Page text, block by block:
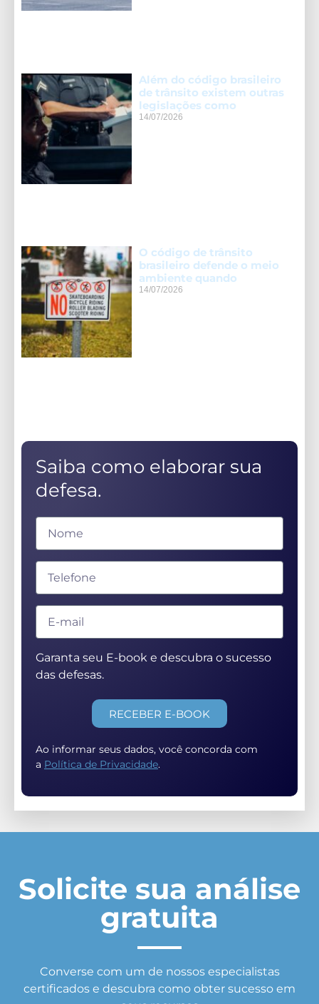
Além do código brasileiro
de trânsito existem outras
legislações como
14/07/2026
O código de trânsito
brasileiro defende o meio
ambiente quando
14/07/2026
Saiba como elaborar sua
defesa.
Garanta seu E-book e descubra o sucesso
das defesas.
RECEBER E-BOOK
Ao informar seus dados, você concorda com
a Política de Privacidade.
Solicite sua análise
gratuita
Converse com um de nossos especialistas
certificados e descubra como obter sucesso em